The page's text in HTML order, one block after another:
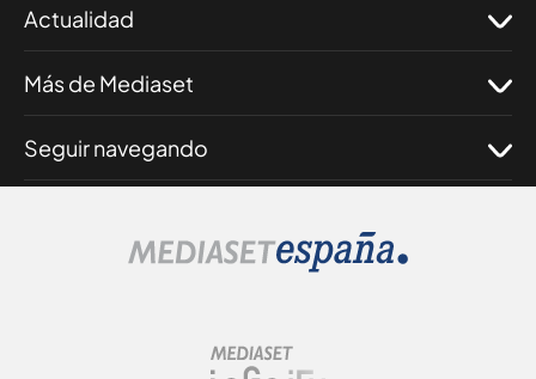
Actualidad
Más de Mediaset
Seguir navegando